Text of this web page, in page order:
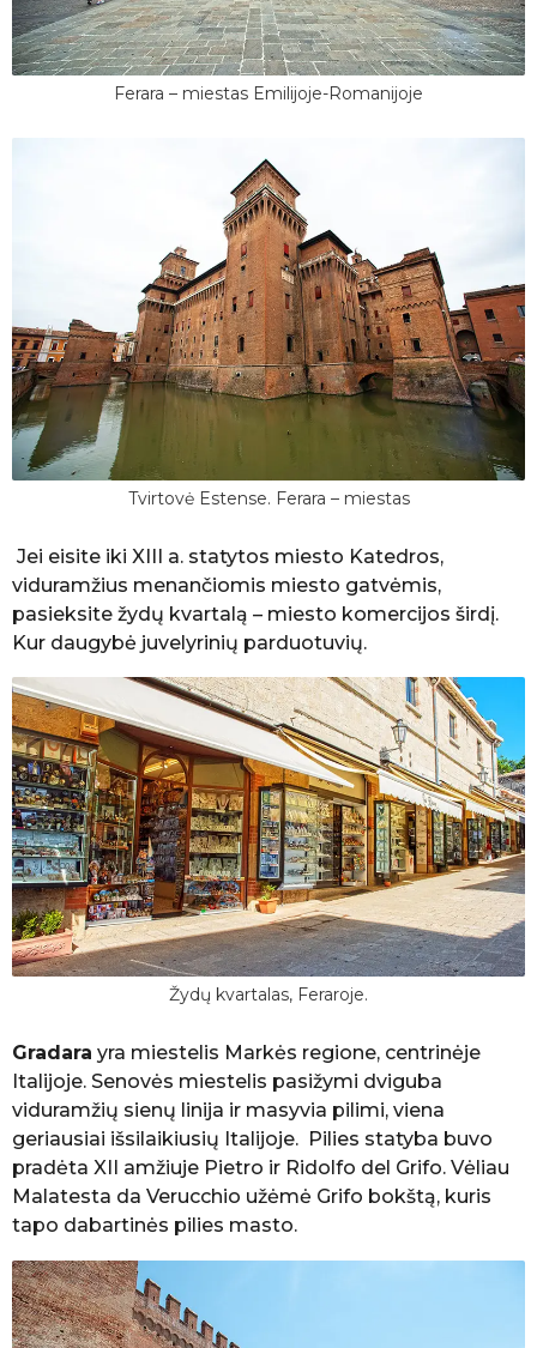
Ferara – miestas Emilijoje-Romanijoje
Tvirtovė Estense. Ferara – miestas
Jei eisite iki XIII a. statytos miesto Katedros,
viduramžius menančiomis miesto gatvėmis,
pasieksite žydų kvartalą – miesto komercijos širdį.
Kur daugybė juvelyrinių parduotuvių.
Žydų kvartalas, Feraroje.
Gradara yra miestelis Markės regione, centrinėje
Italijoje. Senovės miestelis pasižymi dviguba
viduramžių sienų linija ir masyvia pilimi, viena
geriausiai išsilaikiusių Italijoje. Pilies statyba buvo
pradėta XII amžiuje Pietro ir Ridolfo del Grifo. Vėliau
Malatesta da Verucchio užėmė Grifo bokštą, kuris
tapo dabartinės pilies masto.